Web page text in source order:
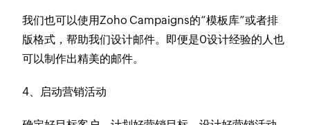
我们也可以使用Zoho Campaigns的“模板库”或者排
版格式，帮助我们设计邮件。即便是0设计经验的人也
可以制作出精美的邮件。
​4、启动营销活动